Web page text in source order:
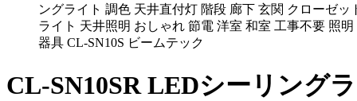
ングライト 調色 天井直付灯 階段 廊下 玄関 クローゼッ
ライト 天井照明 おしゃれ 節電 洋室 和室 工事不要 照明
器具 CL-SN10S ビームテック
CL-SN10SR LEDシーリングラ